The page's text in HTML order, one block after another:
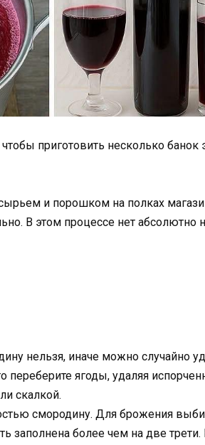
приготовить несколько банок
и порошком на полках
В этом процессе нет абсолютно
нельзя, иначе можно случайно
ягоды, удаляя
скалкой.
смородину. Для брожения
заполнена более чем на две трети.